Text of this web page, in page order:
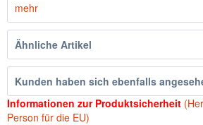
mehr
Ähnliche Artikel
Kunden haben sich ebenfalls
Informationen zur Produktsicherheit
Person für die EU)